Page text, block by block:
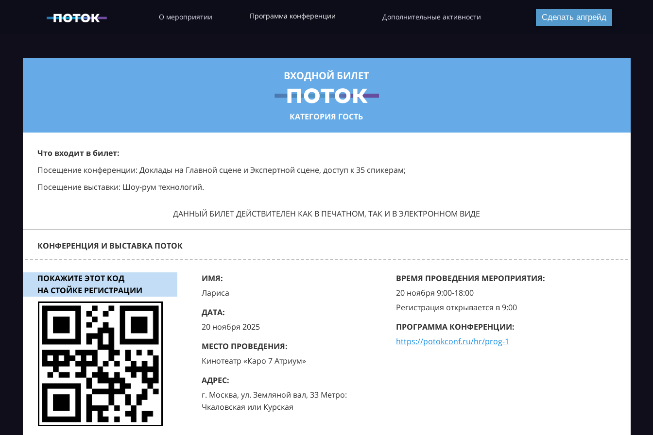
О мероприятии Программа конференции Дополнительные активности Сделать апгрейд
ВХОДНОЙ БИЛЕТ
КАТЕГОРИЯ ГОСТЬ
Что входит в билет:
Посещение конференции: Доклады на Главной сцене и Экспертной сцене, доступ к 35 спикерам;
Посещение выставки: Шоу-рум технологий.
ДАННЫЙ БИЛЕТ ДЕЙСТВИТЕЛЕН КАК В ПЕЧАТНОМ, ТАК И В ЭЛЕКТРОННОМ ВИДЕ
КОНФЕРЕНЦИЯ И ВЫСТАВКА ПОТОК
ПОКАЖИТЕ ЭТОТ КОД
НА СТОЙКЕ РЕГИСТРАЦИИ
ИМЯ:
Лариса
ДАТА:
20 ноября 2025
МЕСТО ПРОВЕДЕНИЯ:
Кинотеатр «Каро 7 Атриум»
АДРЕС:
г. Москва, ул. Земляной вал, 33 Метро:
Чкаловская или Курская
ВРЕМЯ ПРОВЕДЕНИЯ МЕРОПРИЯТИЯ:
20 ноября 9:00-18:00
Регистрация открывается в 9:00
ПРОГРАММА КОНФЕРЕНЦИИ:
https://potokconf.ru/hr/prog-1